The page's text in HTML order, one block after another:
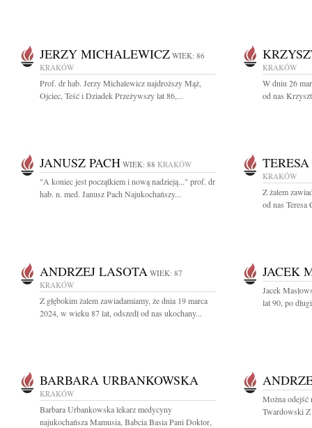
JERZY MICHALEWICZ WIEK: 86
KRAKÓW
Prof. dr hab. Jerzy Michalewicz najdroższy Mąż,
Ojciec, Teść i Dziadek Przeżywszy lat 86,...
KRAKÓW
W dniu 26
od nas
JANUSZ PACH WIEK: 88 KRAKÓW
"A koniec jest początkiem i nową nadzieją..." prof. dr
hab. n. med. Janusz Pach Najukochańszy...
KRAKÓW
Z żalem
od nas Teresa
ANDRZEJ LASOTA WIEK: 87
KRAKÓW
Z głębokim żalem zawiadamiamy, że dnia 19 marca
2024, w wieku 87 lat, odszedł od nas ukochany...
JACEK
Jacek
lat 90, po
BARBARA URBANKOWSKA
KRAKÓW
Barbara Urbankowska lekarz medycyny
najukochańsza Mamusia, Babcia Basia Pani Doktor,
Można odejść
Twardowski Z